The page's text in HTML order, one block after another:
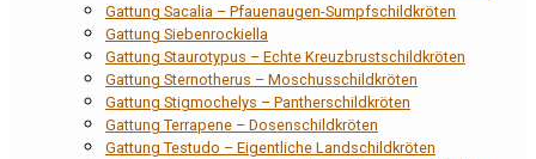
Gattung Sacalia – Pfauenaugen-Sumpfschildkröten
Gattung Siebenrockiella
Gattung Staurotypus – Echte Kreuzbrustschildkröten
Gattung Sternotherus – Moschusschildkröten
Gattung Stigmochelys – Pantherschildkröten
Gattung Terrapene – Dosenschildkröten
Gattung Testudo – Eigentliche Landschildkröten